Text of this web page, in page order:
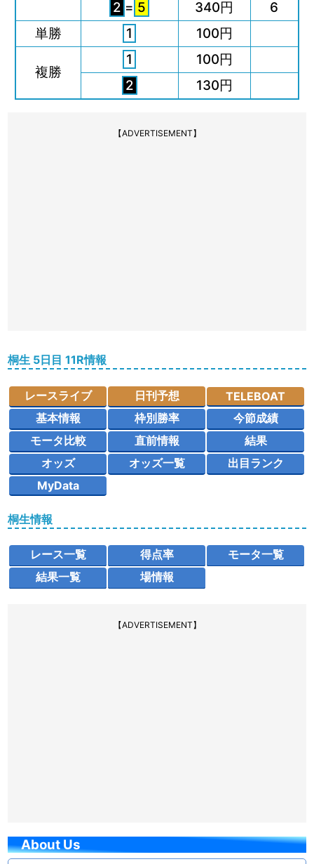
2 = 5 340円
6
単勝
1 100円
複勝
1
100円
2
130円
【ADVERTISEMENT】
桐生 5日目 11R情報
レースライブ 日刊予想
TELEBOAT
基本情報
枠別勝率
今節成績
モータ比較
直前情報
結果
オッズ
オッズ一覧
出目ランク
MyData
桐生情報
レース一覧 得点率
モータ一覧
結果一覧
場情報
【ADVERTISEMENT】
About Us